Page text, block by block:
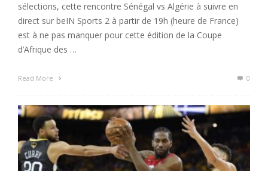
sélections, cette rencontre Sénégal vs Algérie à suivre en
direct sur beIN Sports 2 à partir de 19h (heure de France)
est à ne pas manquer pour cette édition de la Coupe
d’Afrique des …
Read More 0